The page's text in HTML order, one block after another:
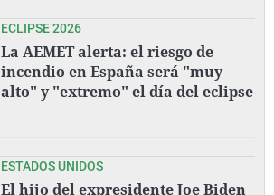
ECLIPSE 2026
La AEMET alerta: el riesgo de
incendio en España será "muy
alto" y "extremo" el día del eclipse
ESTADOS UNIDOS
El hijo del expresidente Joe Biden